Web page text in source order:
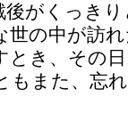
がくっき
世の中が訪
き、その
もまた、忘